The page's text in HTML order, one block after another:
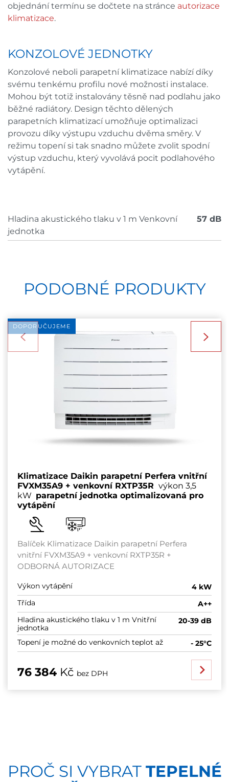
Hladina akustického tlaku v 1 m Venkovní
jednotka
57 dB
objednání termínu se dočtete na stránce autorizace
klimatizace.
KONZOLOVÉ JEDNOTKY
Konzolové neboli parapetní klimatizace nabízí díky
svému tenkému profilu nové možnosti instalace.
Mohou být totiž instalovány těsně nad podlahu jako
běžné radiátory. Design těchto dělených
parapetních klimatizací umožňuje optimalizaci
provozu díky výstupu vzduchu dvěma směry. V
režimu topení si tak snadno můžete zvolit spodní
výstup vzduchu, který vyvolává pocit podlahového
vytápění.
PODOBNÉ PRODUKTY
DOPORUČUJEME
Klimatizace Daikin parapetní Perfera vnitřní
FVXM35A9 + venkovní RXTP35R výkon 3,5
kW parapetní jednotka optimalizovaná pro
vytápění
Balíček Klimatizace Daikin parapetní Perfera
vnitřní FVXM35A9 + venkovní RXTP35R +
ODBORNÁ AUTORIZACE
Výkon vytápění
4 kW
Třída
A++
Hladina akustického tlaku v 1 m Vnitřní
jednotka
20-39 dB
Topení je možné do venkovních teplot až - 25°C
76 384 Kč bez DPH
PROČ SI VYBRAT TEPELNÉ